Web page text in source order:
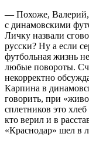
— Похоже, Валерий,
с динамовскими
Личку назвали
русски? Ну а если
футбольная жизнь
любые повороты.
некорректно
Карпина в
говорить, при
сплетников это
кто верил и в
«Краснодар» шел в